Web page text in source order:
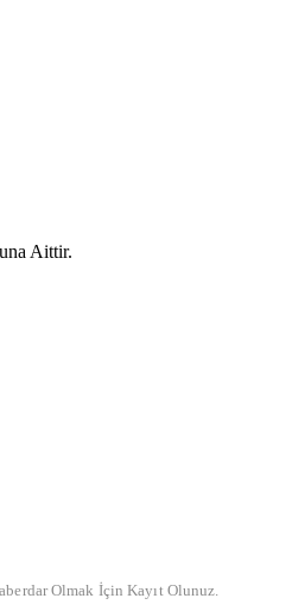
Aittir.
Olmak İçin Kayıt Olunuz.